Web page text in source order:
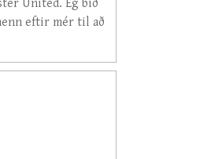
United. Ég bíð
eftir mér til að